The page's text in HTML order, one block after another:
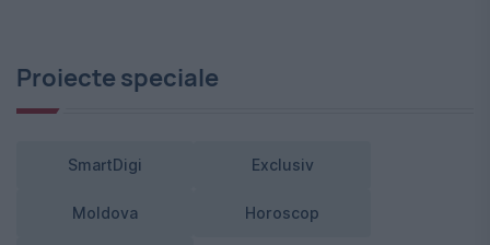
Proiecte speciale
SmartDigi Exclusiv
Moldova Horoscop